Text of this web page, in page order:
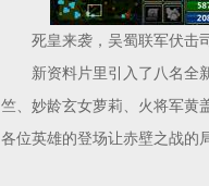
死皇来袭，吴蜀联军伏击
新资料片里引入了八名全新
竺、妙龄玄女萝莉、火将军黄
各位英雄的登场让赤壁之战的